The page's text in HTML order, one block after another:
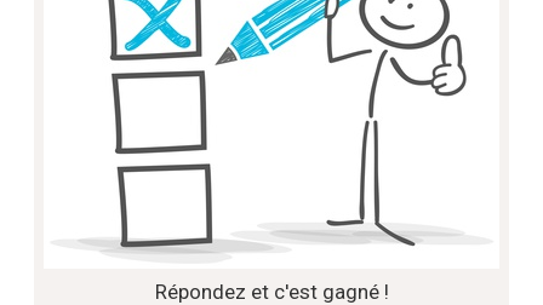
Répondez et c'est gagné !